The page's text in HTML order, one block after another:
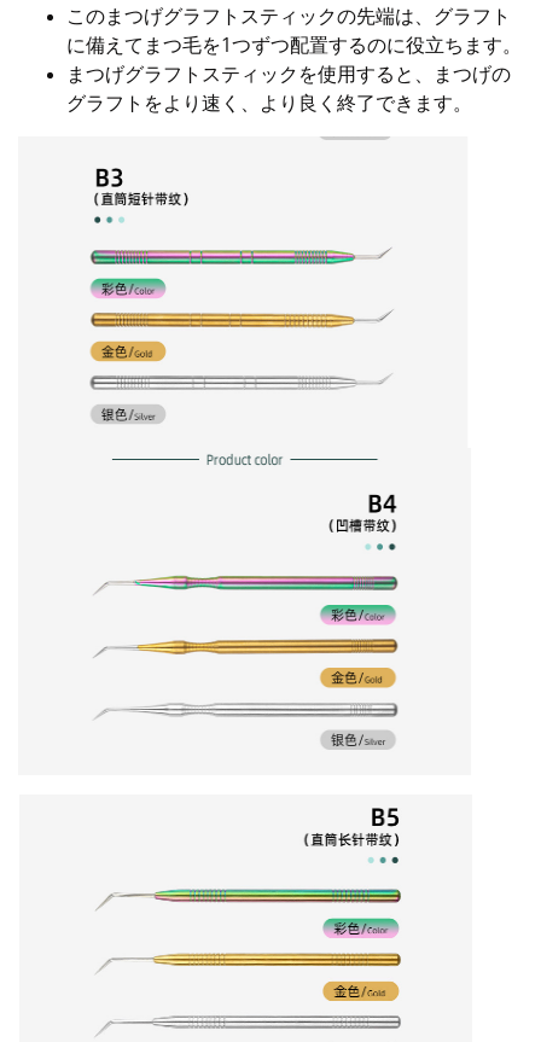
このまつげグラフトスティックの先端は、グラフト
に備えてまつ毛を1つずつ配置するのに役立ちます。
まつげグラフトスティックを使用すると、まつげの
グラフトをより速く、より良く終了できます。